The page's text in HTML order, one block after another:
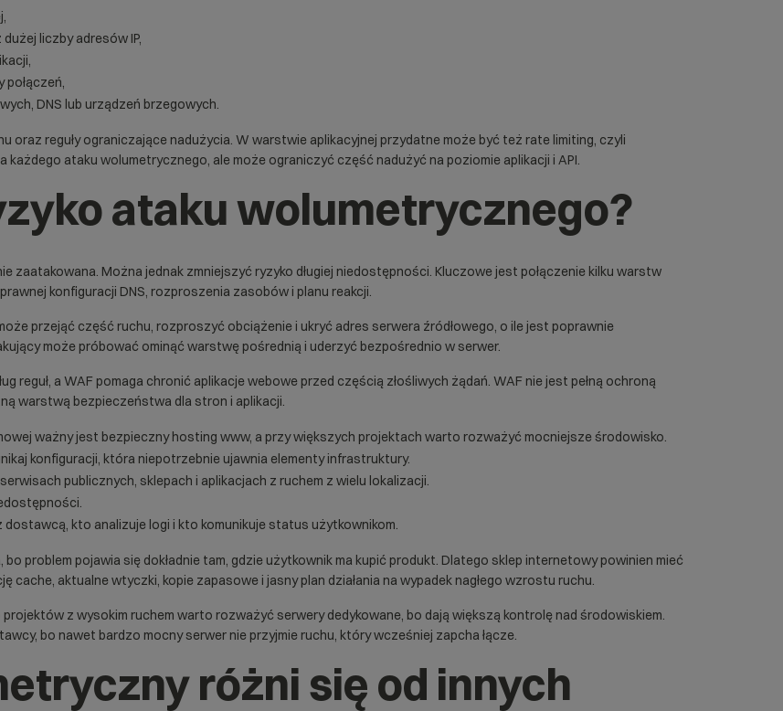
liczby adresów IP,
DNS lub urządzeń brzegowych.
oraz reguły ograniczające nadużycia. W warstwie aplikacyjnej przydatne może być też rate limiting, czyli
ataku wolumetrycznego, ale może ograniczyć część nadużyć na poziomie aplikacji i API.
ataku wolumetrycznego?
zaatakowana. Można jednak zmniejszyć ryzyko długiej niedostępności. Kluczowe jest połączenie kilku warstw
konfiguracji DNS, rozproszenia zasobów i planu reakcji.
przejąć część ruchu, rozproszyć obciążenie i ukryć adres serwera źródłowego, o ile jest poprawnie
może próbować ominąć warstwę pośrednią i uderzyć bezpośrednio w serwer.
reguł, a WAF pomaga chronić aplikacje webowe przed częścią złośliwych żądań. WAF nie jest pełną ochroną
warstwą bezpieczeństwa dla stron i aplikacji.
ważny jest bezpiecznyhosting www, a przy większych projektach warto rozważyć mocniejsze środowisko.
konfiguracji, która niepotrzebnie ujawnia elementy infrastruktury.
publicznych, sklepach i aplikacjach z ruchem z wielu lokalizacji.
kto analizuje logi i kto komunikuje status użytkownikom.
problem pojawia się dokładnie tam, gdzie użytkownik ma kupić produkt. Dlatego sklep internetowypowinien mieć
cache, aktualne wtyczki, kopie zapasowe i jasny plan działania na wypadek nagłego wzrostu ruchu.
z wysokim ruchem warto rozważyć serwery dedykowane, bo dają większą kontrolę nad środowiskiem.
bo nawet bardzo mocny serwer nie przyjmie ruchu, który wcześniej zapcha łącze.
różni się od innych